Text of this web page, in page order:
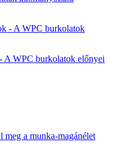
A WPC burkolatok előnyei
meg a munka-magánélet